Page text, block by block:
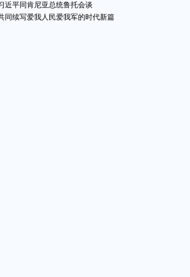
近平同肯尼亚总统鲁托会谈
同续写爱我人民爱我军的时代新篇